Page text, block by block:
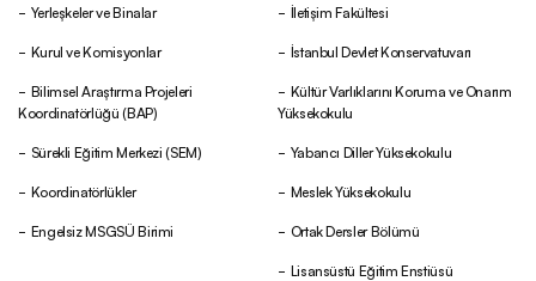
Yerleşkeler ve Binalar
Kurul ve Komisyonlar
Bilimsel Araştırma Projeleri
Koordinatörlüğü (BAP)
Sürekli Eğitim Merkezi (SEM)
Koordinatörlükler
Engelsiz MSGSÜ Birimi
İletişim Fakültesi
İstanbul Devlet Konservatuvarı
Kültür Varlıklarını Koruma ve Onarım
Yüksekokulu
Yabancı Diller Yüksekokulu
Meslek Yüksekokulu
Ortak Dersler Bölümü
Lisansüstü Eğitim Enstiüsü